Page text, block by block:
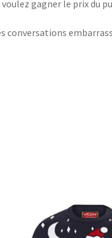
gagner le prix du
conversations